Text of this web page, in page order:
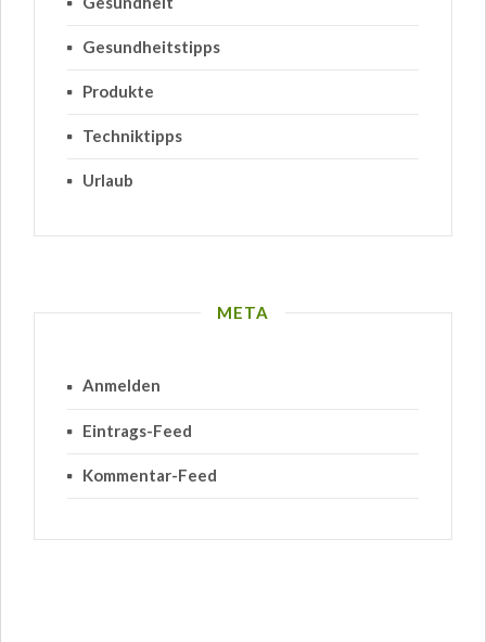
Gesundheitstipps
Produkte
Techniktipps
Urlaub
META
Anmelden
Eintrags-Feed
Kommentar-Feed